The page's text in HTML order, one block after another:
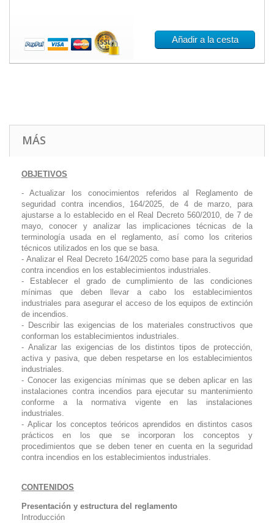
Añadir a la cesta
MÁS
OBJETIVOS
- Actualizar los conocimientos referidos al Reglamento de
seguridad contra incendios, 164/2025, de 4 de marzo, para
ajustarse a lo establecido en el Real Decreto 560/2010, de 7 de
mayo, conocer y analizar las implicaciones técnicas de la
terminología usada en el reglamento, así como los criterios
técnicos utilizados en los que se basa.
- Analizar el Real Decreto 164/2025 como base para la seguridad
contra incendios en los establecimientos industriales.
- Establecer el grado de cumplimiento de las condiciones
mínimas que deben llevar a cabo los establecimientos
industriales para asegurar el acceso de los equipos de extinción
de incendios.
- Describir las exigencias de los materiales constructivos que
conforman los establecimientos industriales.
- Analizar las exigencias de los distintos tipos de protección,
activa y pasiva, que deben respetarse en los establecimientos
industriales.
- Conocer las exigencias mínimas que se deben aplicar en las
instalaciones contra incendios para ejecutar su mantenimiento
conforme a la normativa vigente en las instalaciones
industriales.
- Aplicar los conceptos teóricos aprendidos en distintos casos
prácticos en los que se incorporan los conceptos y
procedimientos que se deben tener en cuenta en la seguridad
contra incendios en los establecimientos industriales.
CONTENIDOS
Presentación y estructura del reglamento
Introducción